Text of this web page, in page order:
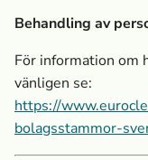
Behandling av
För information om
vänligen se:
https://
bolagsstammor-